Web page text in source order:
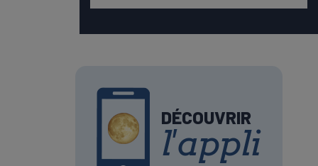
DÉCOUVRIR
l'appli